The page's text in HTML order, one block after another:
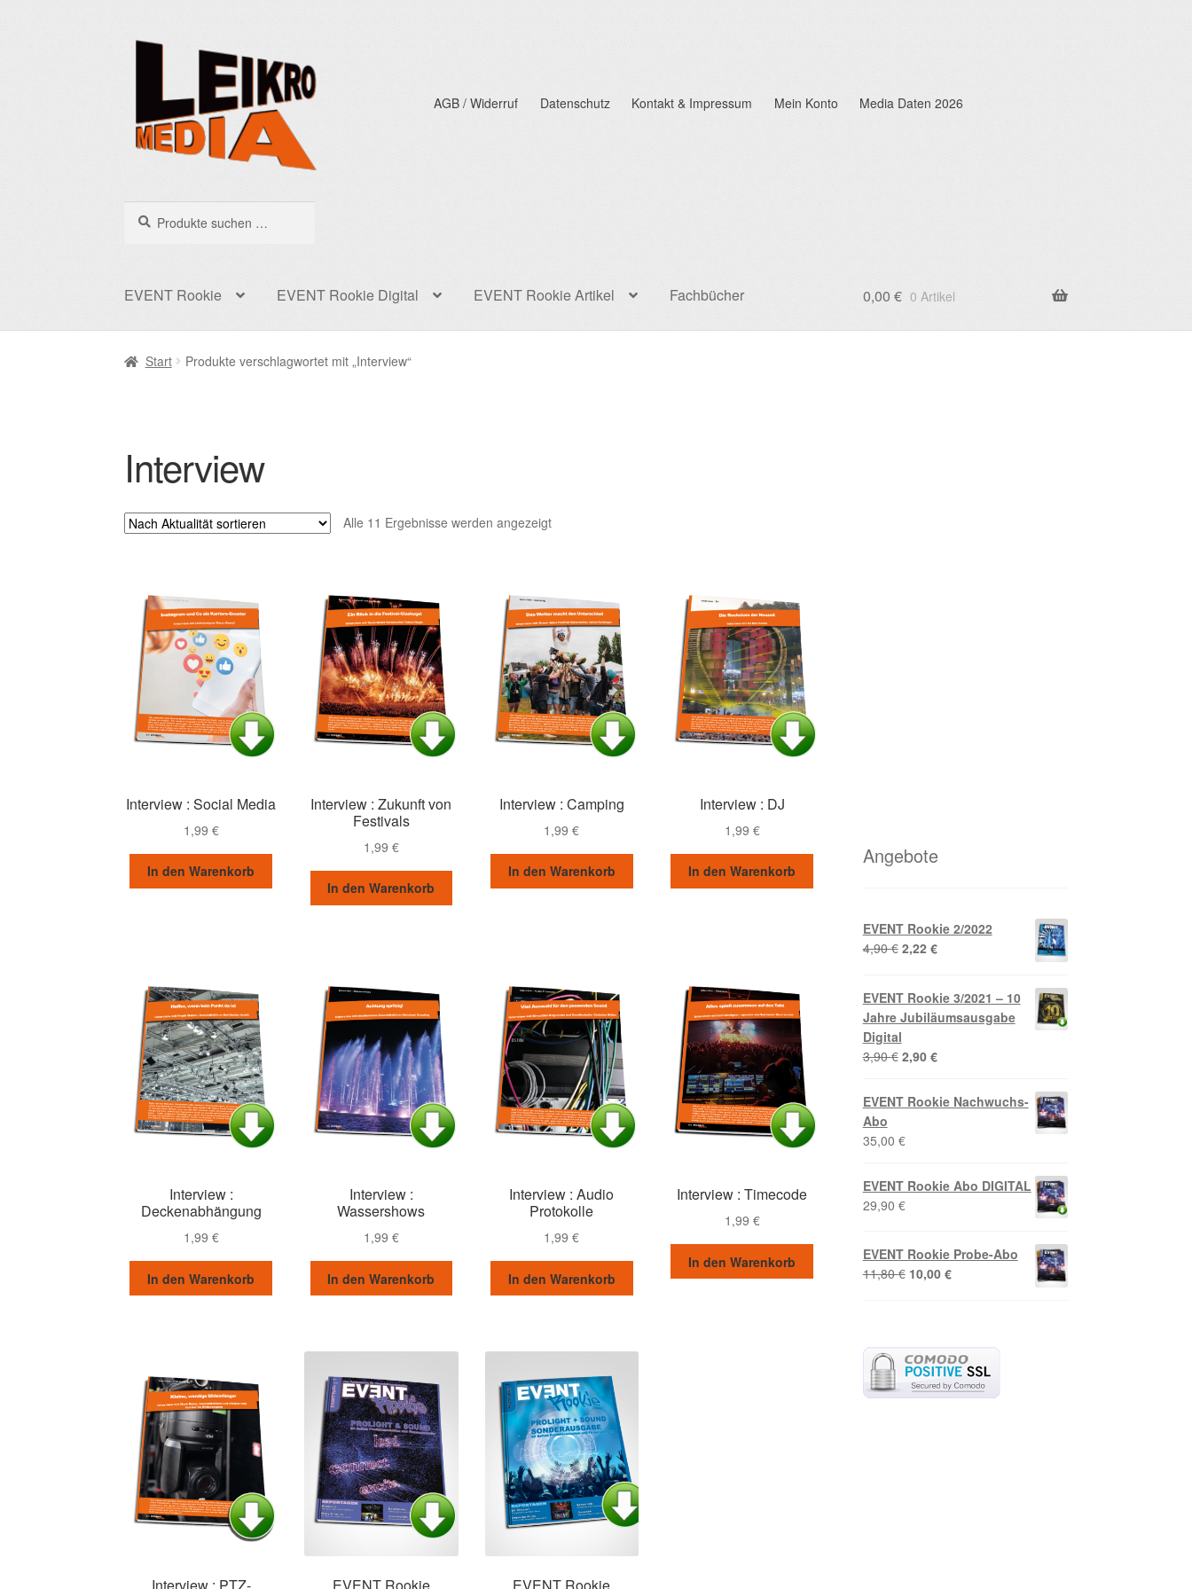
springen
springen
AGB / Widerruf Datenschutz Kontakt & Impressum Mein Konto Media Daten 2026
nach:
EVENT Rookie EVENT Rookie Digital EVENT Rookie Artikel Fachbücher 0,00 € 0 Artikel
Start Produkte verschlagwortet mit „Interview“
Interview
Alle 11 Ergebnisse werden angezeigtNach
Interview : Social Media
1,99 €
In den Warenkorb
Interview : Zukunft von
Festivals
1,99 €
In den Warenkorb
Interview : Camping
1,99€
In den Warenkorb
Interview : DJ
1,99 €
In den Warenkorb
Interview :
Deckenabhängung
1,99 €
In den Warenkorb
Interview :
Wassershows
1,99 €
In den Warenkorb
Interview : Audio
Protokolle
1,99€
In den Warenkorb
Interview : Timecode
1,99 €
In den Warenkorb
Interview : PTZ-
EVENT Rookie
EVENT Rookie
Angebote
EVENT Rookie 2/2022
4,90€ Ursprünglicher
4,90 €
2,22 €Aktueller
2,22 €.
EVENT Rookie 3/2021 – 10
Jahre Jubiläumsausgabe
Digital
3,90€ Ursprünglicher
war:
3,90 €
2,90 €Aktueller
ist:
2,90 €.
EVENT Rookie Nachwuchs-
Abo
35,00 €
EVENT Rookie Abo DIGITAL
29,90 €
EVENT Rookie Probe-Abo
11,80€ Ursprünglicher
10,00 €Aktueller